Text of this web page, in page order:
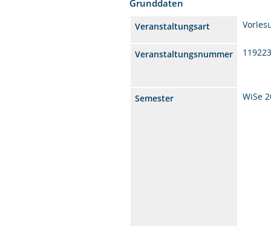
Grunddaten
Veranstaltungsart
Veranstaltungsnummer
Semester WiSe